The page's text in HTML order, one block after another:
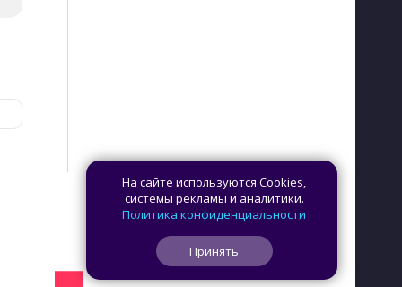
На сайте используются Cookies,
системы рекламы и аналитики.
Политика конфиденциальности
Принять